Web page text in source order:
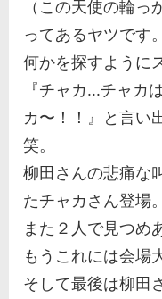
（この天使の輪
ってあるヤツです
何かを探すように
『チャカ...チャカ
カ〜！！』と言い
笑。
柳田さんの悲痛な
たチャカさん登場。
また２人で見つめ
もうこれには会場
そして最後は柳田